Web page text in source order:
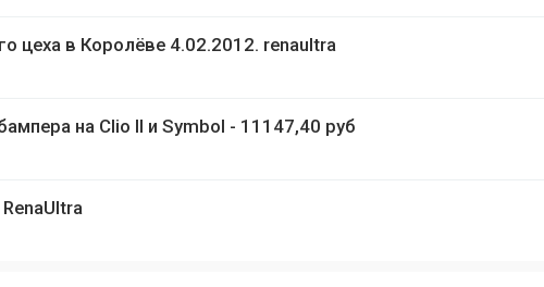
цеха в Королёве 4.02.2012. renaultra
на Clio II и Symbol - 11147,40 руб